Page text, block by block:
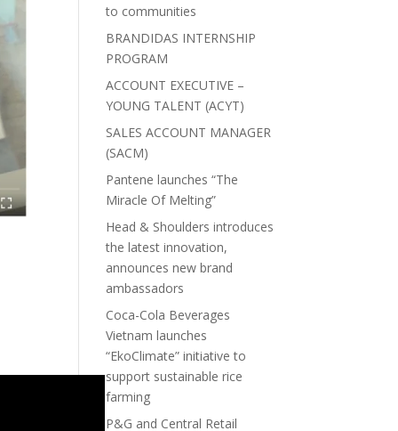
to communities
BRANDIDAS INTERNSHIP
PROGRAM
ACCOUNT EXECUTIVE –
YOUNG TALENT (ACYT)
SALES ACCOUNT MANAGER
(SACM)
Pantene launches “The
Miracle Of Melting”
Head & Shoulders introduces
the latest innovation,
announces new brand
ambassadors
Coca-Cola Beverages
Vietnam launches
“EkoClimate” initiative to
support sustainable rice
farming
P&G and Central Retail